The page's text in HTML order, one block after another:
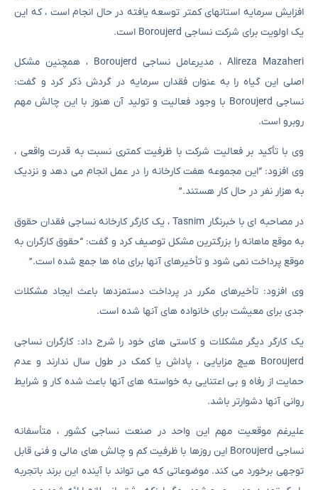
افزایش سرمایه استانهای کمتر توسعه یافته در حال انجام است ، که این
یک اولویت برای شرکت نساجی Boroujerd است.
Alireza Mazaheri ، مدیرعامل نساجی Boroujerd ، همچنین مشکل
اصلی این گیاه را به عنوان فقدان سرمایه در گردش ذکر کرد و گفت:
نساجی Boroujerd با وجود فعالیت و تولید آن هنوز با این چالش مهم
روبرو است.
وی با تأکید بر فعالیت شرکت با ظرفیت کمتری نسبت به قدرت واقعی ،
وی افزود: “این مجموعه هفت کارخانه را در عمل انجام می دهد و نزدیک
به هزار نفر در حال کار هستند.”
در مصاحبه ای با خبرنگار Tasnim ، یک کارگر کارخانه نساجی فقدان حقوق
به موقع ماهانه را بزرگترین مشکل توصیف کرد و گفت: “حقوق کارگران به
موقع پرداخت نمی شود و تأخیرهای آنها برای ماه ها جمع شده است.”
وی افزود: تأخیرهای مکرر در پرداخت دستمزدها باعث ایجاد مشکلات
جدی برای معیشت برای خانواده های آنها شده است.
یک کارگر دیگر مشکلات و کاستی های خود را شرح داد: کارگران نساجی
Boroujerd هیچ مزایایی ، پاداش یا کمک در طول سال ندارند و عدم
حمایت از رفاه و بی اعتنایی به خواسته های آنها باعث شده کار و شرایط
روانی آنها دشوارتر باشد.
علیرغم موقعیت مهم این واحد در صنعت نساجی کشور ، متأسفانه
نساجی Boroujerd این روزها با ظرفیت کم و چالش های مالی و فنی قابل
توجهی برخورد می کند. موضوعاتی که می تواند با آینده این برند باتجربه